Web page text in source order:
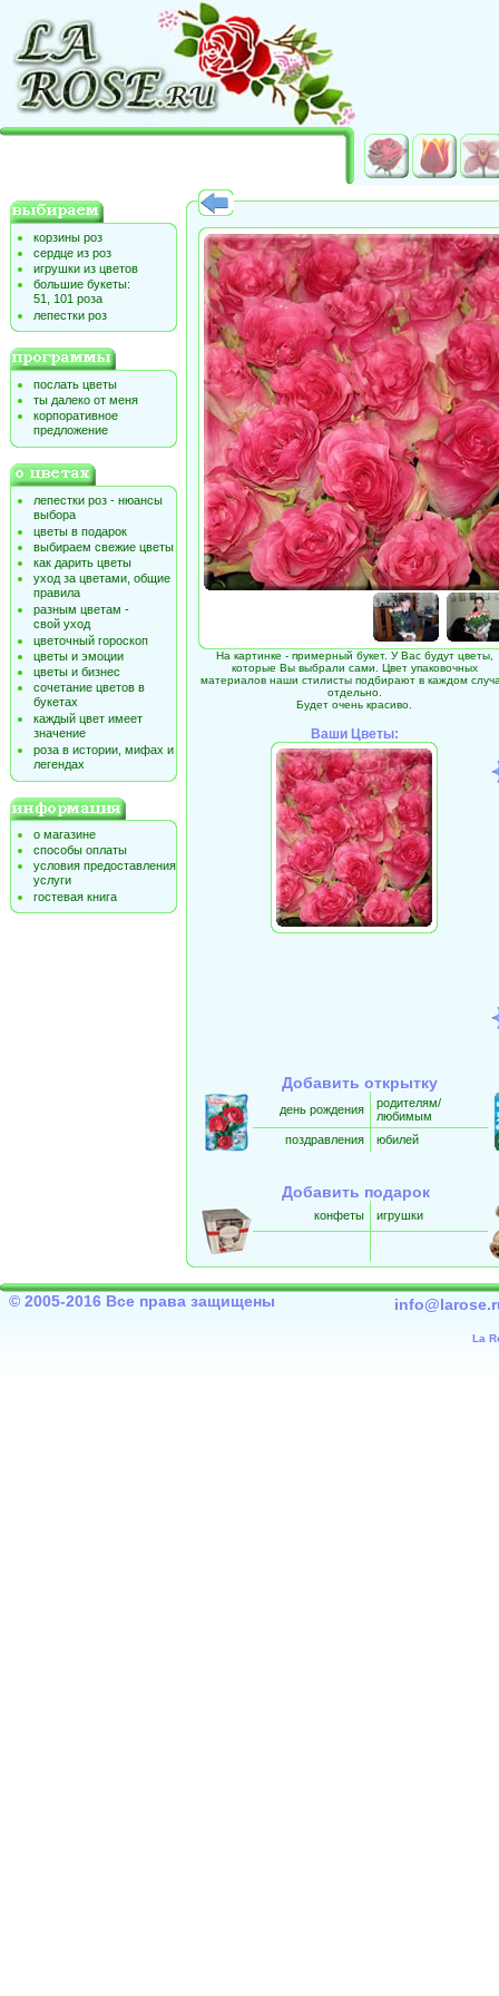
корзины роз
сердце из роз
игрушки из цветов
большие букеты:
51, 101 роза
лепестки роз
послать цветы
ты далеко от меня
корпоративное
предложение
лепестки роз - нюансы
выбора
цветы в подарок
выбираем свежие цветы
как дарить цветы
уход за цветами, общие
правила
разным цветам -
свой уход
цветочный гороскоп
цветы и эмоции
цветы и бизнес
сочетание цветов в
букетах
каждый цвет имеет
значение
роза в истории, мифах и
легендах
о магазине
способы оплаты
условия предоставления
услуги
гостевая книга
На картинке - примерный букет. У Вас будут цветы,
которые Вы выбрали сами. Цвет упаковочных
материалов наши стилисты подбирают в каждом
отдельно.
Будет очень красиво.
Ваши Цветы:
Добавить открытку
день рождения
родителям/
любимым
поздравления
юбилей
Добавить подарок
конфеты игрушки
© 2005-2016 Все права защищены
La